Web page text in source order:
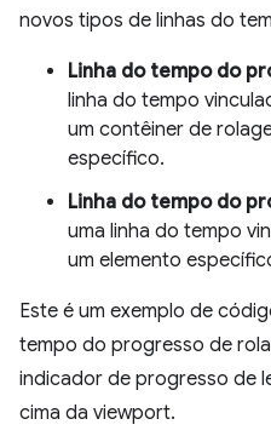
novos tipos de linhas do
Linha do tempo do
linha do tempo
um contêiner de
específico.
Linha do tempo do
uma linha do tempo
um elemento
Este é um exemplo de
tempo do progresso de
indicador de progresso de
cima da viewport.